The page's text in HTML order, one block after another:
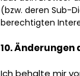
(bzw. deren Sub-
berechtigten
10.
Ich behalte mir